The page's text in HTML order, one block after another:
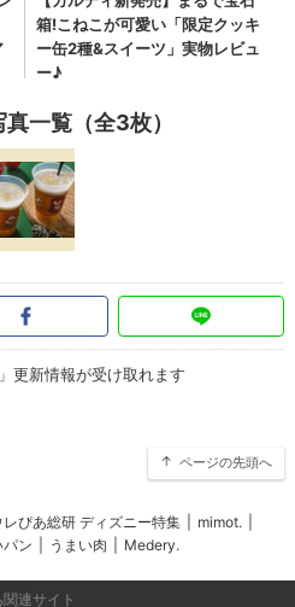
一覧（全3枚）
更新情報が受け取れます
ページの先頭へ
レぴあ総研 ディズニー特集 mimot.
パン うまい肉 Medery.
関連サイト